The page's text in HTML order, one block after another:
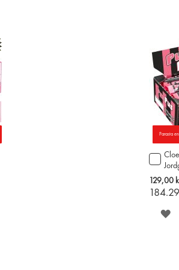
Parasta
129,00
184.29
Lägg
till
i